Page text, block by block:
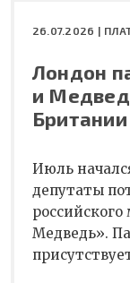
26.07.2026 |
Лондон
и
Британии
Июль
депутаты
Медведь».